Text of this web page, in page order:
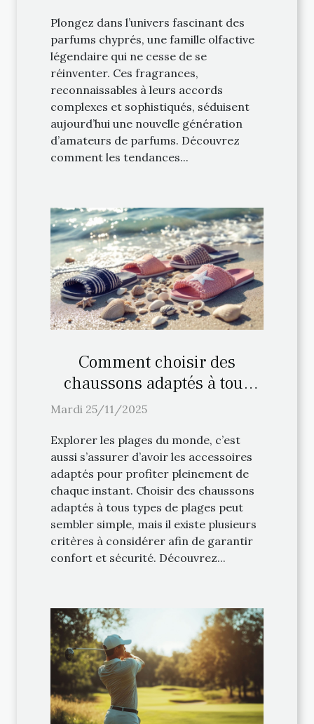
Plongez dans l’univers fascinant des
parfums chyprés, une famille olfactive
légendaire qui ne cesse de se
réinventer. Ces fragrances,
reconnaissables à leurs accords
complexes et sophistiqués, séduisent
aujourd’hui une nouvelle génération
d’amateurs de parfums. Découvrez
comment les tendances...
Comment choisir des
chaussons adaptés à tous
types de plages ?
Mardi 25/11/2025
Explorer les plages du monde, c’est
aussi s’assurer d’avoir les accessoires
adaptés pour profiter pleinement de
chaque instant. Choisir des chaussons
adaptés à tous types de plages peut
sembler simple, mais il existe plusieurs
critères à considérer afin de garantir
confort et sécurité. Découvrez...